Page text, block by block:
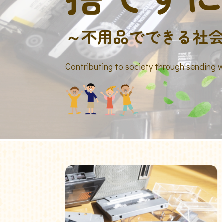
～不用品でできる社
Contributing to society through sending